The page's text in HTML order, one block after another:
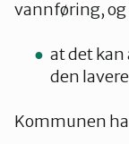
vannføring,
at det kan
den
Kommunen